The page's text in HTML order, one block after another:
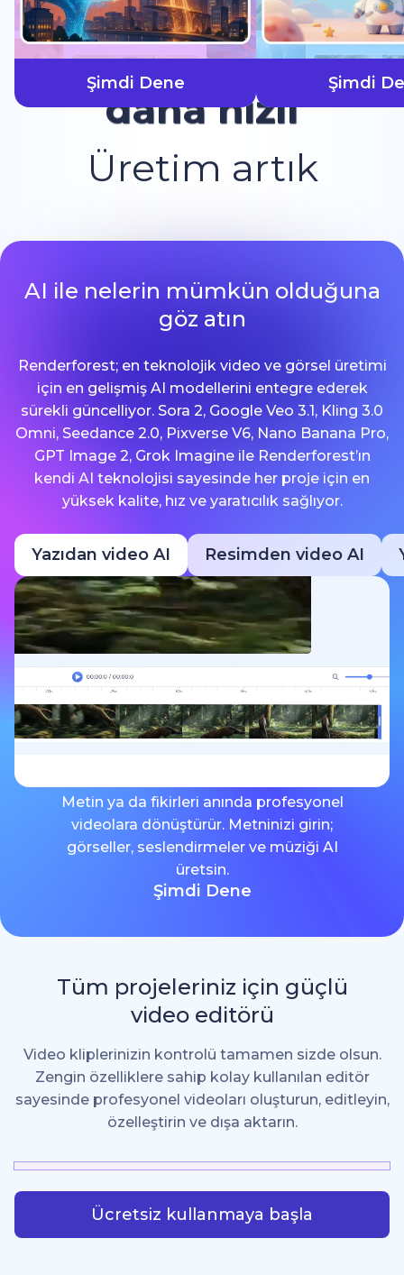
Şimdi Dene Şimdi
Üretim artık
daha hızlı
AI ile nelerin mümkün olduğuna
göz atın
Renderforest; en teknolojik video ve görsel üretimi
için en gelişmiş AI modellerini entegre ederek
sürekli güncelliyor. Sora 2, Google Veo 3.1, Kling 3.0
Omni, Seedance 2.0, Pixverse V6, Nano Banana Pro,
GPT Image 2, Grok Imagine ile Renderforest’ın
kendi AI teknolojisi sayesinde her proje için en
yüksek kalite, hız ve yaratıcılık sağlıyor.
Yazıdan video AI Resimden video AI
Metin ya da fikirleri anında profesyonel
videolara dönüştürür. Metninizi girin;
görseller, seslendirmeler ve müziği AI
üretsin.
Şimdi Dene
Tüm projeleriniz için güçlü
video editörü
Video kliplerinizin kontrolü tamamen sizde olsun.
Zengin özelliklere sahip kolay kullanılan editör
sayesinde profesyonel videoları oluşturun, editleyin,
özelleştirin ve dışa aktarın.
Ücretsiz kullanmaya başla